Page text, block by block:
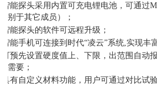
智能探头采用内置可充电锂电池，可通过
别于其它成员）；
智能探头的软件可远程升级；
智能手机可连接到时代“凌云”系统,实现丰
可预先设置硬度值上、下限，出范围自动
需要；
具有自定义材料功能，用户可通过对比试